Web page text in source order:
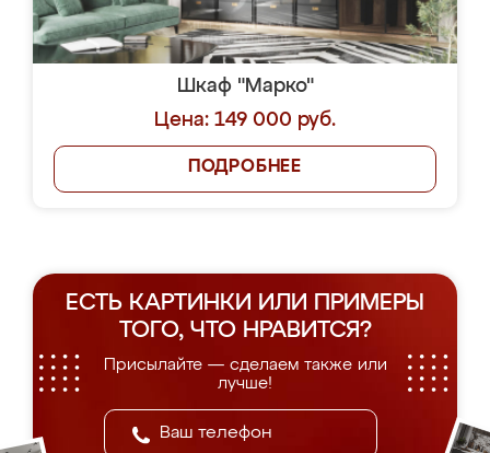
Шкаф "Марко"
Цена: 149 000 руб.
ПОДРОБНЕЕ
ЕСТЬ КАРТИНКИ ИЛИ ПРИМЕРЫ
ТОГО, ЧТО НРАВИТСЯ?
Присылайте — сделаем также или
лучше!